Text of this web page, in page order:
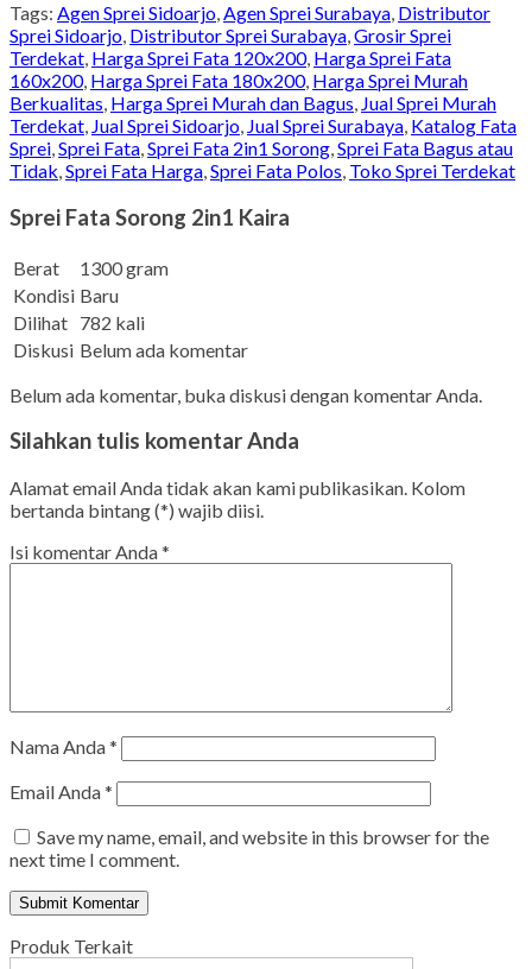
Tags: Agen Sprei Sidoarjo,Agen Sprei Surabaya, Distributor
Sprei Sidoarjo, Distributor Sprei Surabaya,Grosir Sprei
Terdekat, Harga Sprei Fata 120x200, Harga Sprei Fata
160x200, Harga Sprei Fata 180x200, Harga Sprei Murah
Berkualitas, Harga Sprei Murah dan Bagus, Jual Sprei Murah
Terdekat, Jual Sprei Sidoarjo, Jual Sprei Surabaya, Katalog Fata
Sprei,Sprei Fata,Sprei Fata 2in1 Sorong,Sprei Fata Bagus atau
Tidak,Sprei Fata Harga,Sprei Fata Polos, Toko Sprei Terdekat
Sprei Fata Sorong 2in1 Kaira
Berat
1300 gram
Kondisi Baru
Dilihat 782 kali
Diskusi Belum ada komentar
Belum ada komentar, buka diskusi dengan komentar Anda.
Silahkan tulis komentar Anda
Alamat email Anda tidak akan kami publikasikan. Kolom
bertanda bintang (*) wajib diisi.
Isi komentar Anda*
Nama Anda*
Email Anda*
Save my name, email, and website in this browser for the
next time I comment.
Produk Terkait